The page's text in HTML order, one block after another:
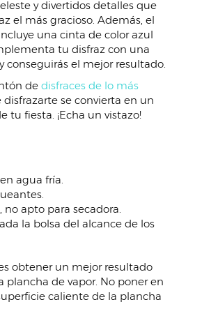
y divertidos detalles que
el más gracioso. Además, el
una cinta de color azul
tu disfraz con una
y conseguirás el mejor resultado.
de disfraces de lo más
disfrazarte se convierta en un
tu fiesta. ¡Echa un vistazo!
agua fría.
no apto para secadora.
la bolsa del alcance de los
obtener un mejor resultado
plancha de vapor. No poner en
caliente de la plancha